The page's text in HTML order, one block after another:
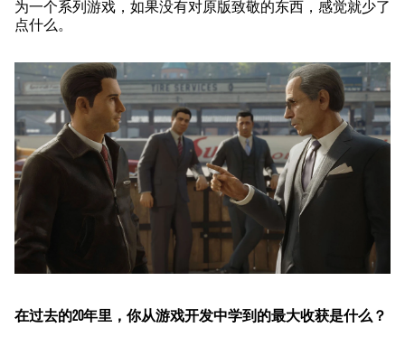
为一个系列游戏，如果没有对原版致敬的东西，感觉就少了
点什么。
在过去的20年里，你从游戏开发中学到的最大收获是什么？